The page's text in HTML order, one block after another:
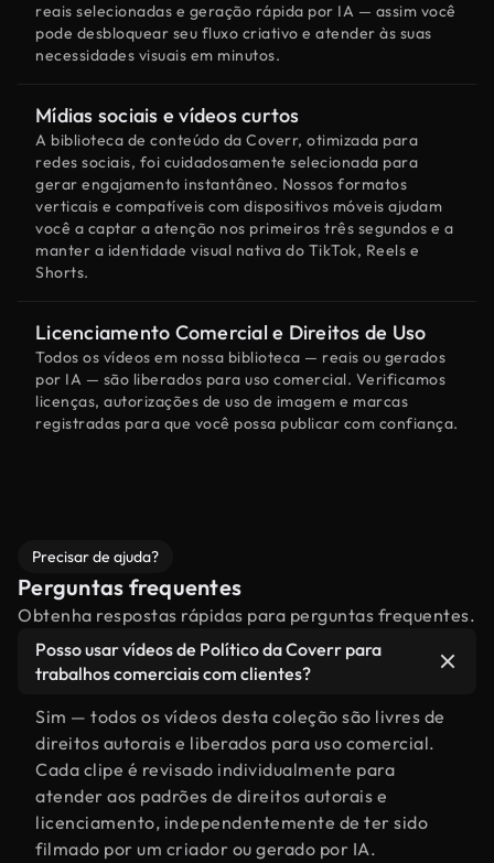
reais selecionadas e geração rápida por IA — assim você
pode desbloquear seu fluxo criativo e atender às suas
necessidades visuais em minutos.
Mídias sociais e vídeos curtos
A biblioteca de conteúdo da Coverr, otimizada para
redes sociais, foi cuidadosamente selecionada para
gerar engajamento instantâneo. Nossos formatos
verticais e compatíveis com dispositivos móveis ajudam
você a captar a atenção nos primeiros três segundos e a
manter a identidade visual nativa do TikTok, Reels e
Shorts.
Licenciamento Comercial e Direitos de Uso
Todos os vídeos em nossa biblioteca — reais ou gerados
por IA — são liberados para uso comercial. Verificamos
licenças, autorizações de uso de imagem e marcas
registradas para que você possa publicar com confiança.
Precisar de ajuda?
Perguntas frequentes
Obtenha respostas rápidas para perguntas frequentes.
Posso usar vídeos de Político da Coverr para
trabalhos comerciais com clientes?
Sim — todos os vídeos desta coleção são livres de
direitos autorais e liberados para uso comercial.
Cada clipe é revisado individualmente para
atender aos padrões de direitos autorais e
licenciamento, independentemente de ter sido
filmado por um criador ou gerado por IA.